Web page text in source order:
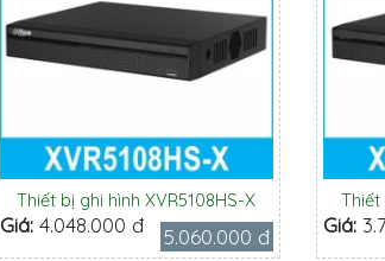
Thiết bị ghi hình XVR5108HS-X
Giá: 4.048.000 đ 5.060.000 đ
Thiết
Giá: